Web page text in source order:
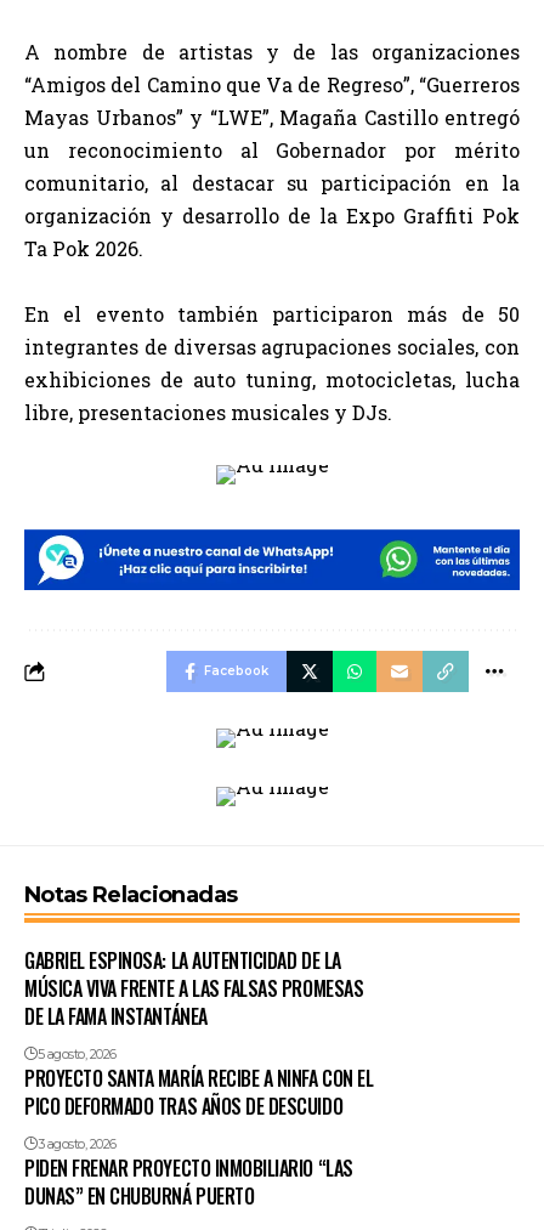
A nombre de artistas y de las organizaciones
“Amigos del Camino que Va de Regreso”, “Guerreros
Mayas Urbanos” y “LWE”, Magaña Castillo entregó
un reconocimiento al Gobernador por mérito
comunitario, al destacar su participación en la
organización y desarrollo de la Expo Graffiti Pok
Ta Pok 2026.
En el evento también participaron más de 50
integrantes de diversas agrupaciones sociales, con
exhibiciones de auto tuning, motocicletas, lucha
libre, presentaciones musicales y DJs.
Facebook
Notas Relacionadas
GABRIEL ESPINOSA: LA AUTENTICIDAD DE LA
MÚSICA VIVA FRENTE A LAS FALSAS PROMESAS
DE LA FAMA INSTANTÁNEA
5 agosto, 2026
PROYECTO SANTA MARÍA RECIBE A NINFA CON EL
PICO DEFORMADO TRAS AÑOS DE DESCUIDO
3 agosto, 2026
PIDEN FRENAR PROYECTO INMOBILIARIO “LAS
DUNAS” EN CHUBURNÁ PUERTO